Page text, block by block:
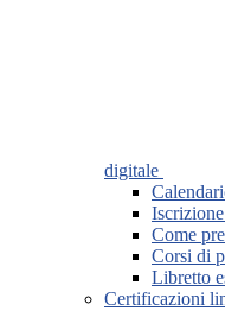
digitale
Come
Corsi di
Libretto
Certificazioni